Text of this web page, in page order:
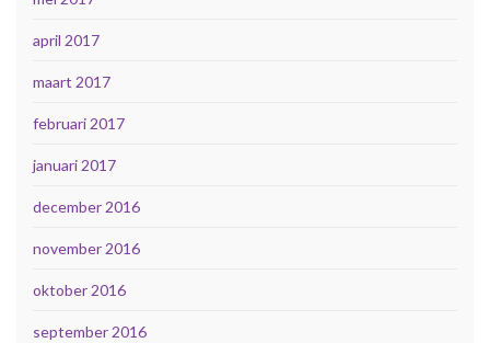
april 2017
maart 2017
februari 2017
januari 2017
december 2016
november 2016
oktober 2016
september 2016